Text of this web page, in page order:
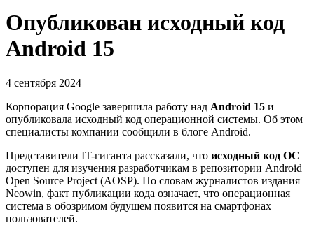
Опубликован исходный код
Android 15
4 сентября 2024
Корпорация Google завершила работу над Android 15 и
опубликовала исходный код операционной системы. Об этом
специалисты компании сообщили в блоге Android.
Представители IT-гиганта рассказали, что исходный код ОС
доступен для изучения разработчикам в репозитории Android
Open Source Project (AOSP). По словам журналистов издания
Neowin, факт публикации кода означает, что операционная
система в обозримом будущем появится на смартфонах
пользователей.